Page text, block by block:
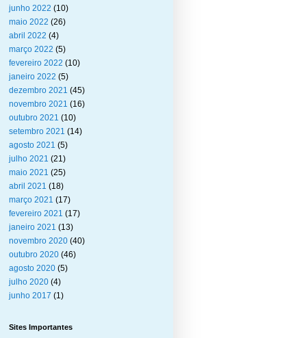
junho 2022 (10)
maio 2022 (26)
abril 2022 (4)
março 2022 (5)
fevereiro 2022 (10)
janeiro 2022 (5)
dezembro 2021 (45)
novembro 2021 (16)
outubro 2021 (10)
setembro 2021 (14)
agosto 2021 (5)
julho 2021 (21)
maio 2021 (25)
abril 2021 (18)
março 2021 (17)
fevereiro 2021 (17)
janeiro 2021 (13)
novembro 2020 (40)
outubro 2020 (46)
agosto 2020 (5)
julho 2020 (4)
junho 2017 (1)
Sites Importantes